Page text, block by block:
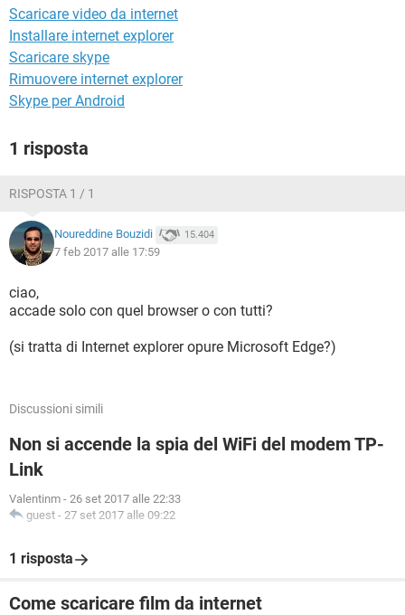
Scaricare video da internet
Installare internet explorer
Scaricare skype
Rimuovere internet explorer
Skype per Android
1 risposta
RISPOSTA 1 / 1
Noureddine Bouzidi 15.404
7 feb 2017 alle 17:59
ciao,
accade solo con quel browser o con tutti?
(si tratta di Internet explorer opure Microsoft Edge?)
Discussioni simili
Non si accende la spia del WiFi del modem TP-
Link
Valentinm - 26 set 2017 alle 22:33
guest - 27 set 2017 alle 09:22
1 risposta
Come scaricare film da internet